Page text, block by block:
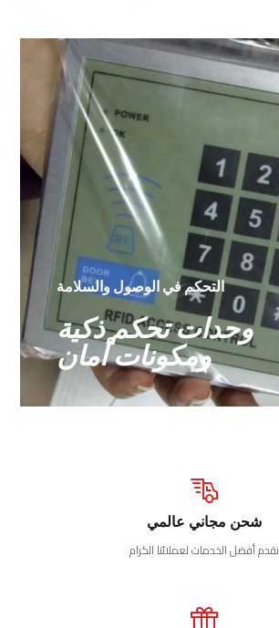
التحكم في الوصول والسلامة
وحدات تحكم ذكية
ومكونات أمان
شحن مجاني عالمي
نقدم أفضل الخدمات لعملائنا الكرام